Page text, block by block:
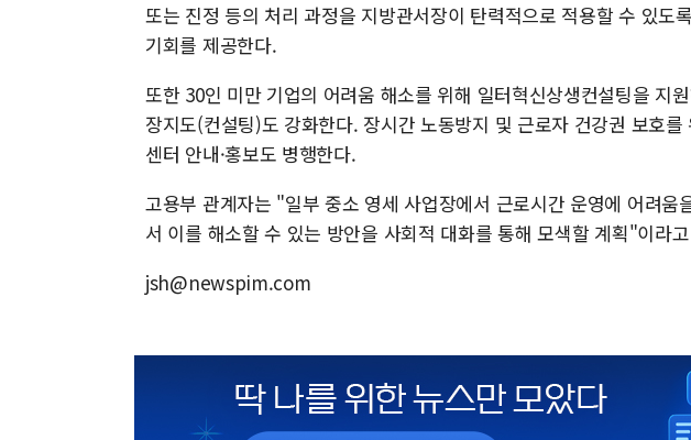
또는 진정 등의 처리 과정을 지방관서장이 탄력적으로 적용할 수 있도
기회를 제공한다.
또한 30인 미만 기업의 어려움 해소를 위해 일터혁신상생컨설팅을 지
장지도(컨설팅)도 강화한다. 장시간 노동방지 및 근로자 건강권 보호
센터 안내·홍보도 병행한다.
고용부 관계자는 "일부 중소 영세 사업장에서 근로시간 운영에 어려움
서 이를 해소할 수 있는 방안을 사회적 대화를 통해 모색할 계획"이라
jsh@newspim.com